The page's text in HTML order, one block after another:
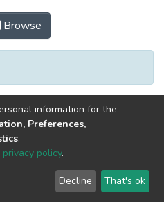
VI
Browse
© 2002-2026
End User
Agreement
Send
Feedback
information for the
Preferences,
.
privacy policy.
Decline That's ok